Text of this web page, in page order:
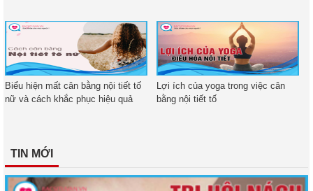
Biểu hiện mất cân bằng nội tiết tố
nữ và cách khắc phục hiệu quả
Lợi ích của yoga trong việc cân
bằng nội tiết tố
TIN MỚI